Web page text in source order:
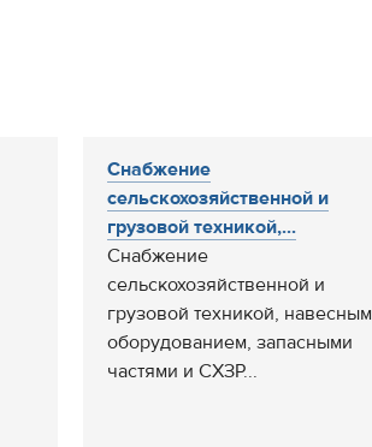
Снабжение
сельскохозяйственной и
грузовой техникой,...
Снабжение
сельскохозяйственной и
грузовой техникой, навесным
оборудованием, запасными
частями и СХЗР...